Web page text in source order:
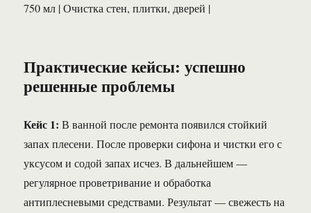
750 мл | Очистка стен, плитки, дверей |
Практические кейсы: успешно
решенные проблемы
Кейс 1: В ванной после ремонта появился стойкий
запах плесени. После проверки сифона и чистки его с
уксусом и содой запах исчез. В дальнейшем —
регулярное проветривание и обработка
антиплесневыми средствами. Результат — свежесть на